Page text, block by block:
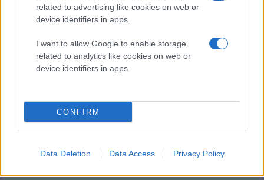
related to advertising like cookies on web or
device identifiers in apps.
I want to allow Google to enable storage
related to analytics like cookies on web or
device identifiers in apps.
CONFIRM
Data Deletion Data Access Privacy Policy
Διαβάστε περισσότερα